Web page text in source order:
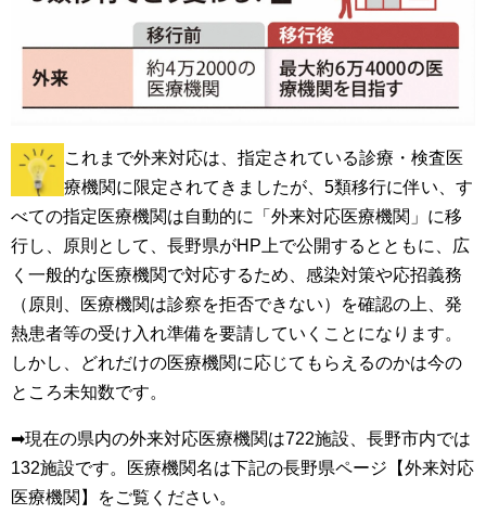
これまで外来対応は、指定されている診療・検査医
療機関に限定されてきましたが、5類移行に伴い、す
べての指定医療機関は自動的に「外来対応医療機関」に移
行し、原則として、長野県がHP上で公開するとともに、広
く一般的な医療機関で対応するため、感染対策や応招義務
（原則、医療機関は診察を拒否できない）を確認の上、発
熱患者等の受け入れ準備を要請していくことになります。
しかし、どれだけの医療機関に応じてもらえるのかは今の
ところ未知数です。
➡現在の県内の外来対応医療機関は722施設、長野市内では
132施設です。医療機関名は下記の長野県ページ【外来対応
医療機関】をご覧ください。